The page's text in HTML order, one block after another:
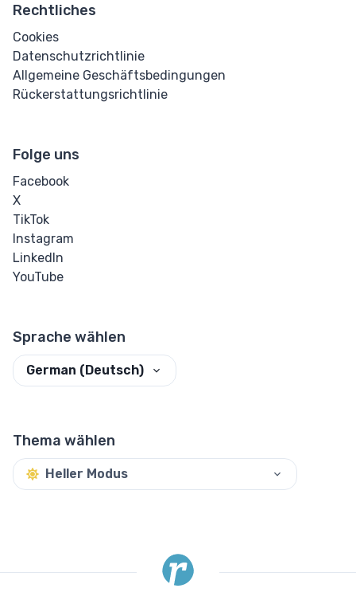
Rechtliches
Cookies
Datenschutzrichtlinie
Allgemeine Geschäftsbedingungen
Rückerstattungsrichtlinie
Folge uns
Facebook
X
TikTok
Instagram
LinkedIn
YouTube
Sprache wählen
German (Deutsch)
Thema wählen
Heller Modus